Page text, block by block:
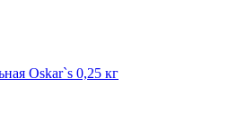
Oskar`s 0,25 кг